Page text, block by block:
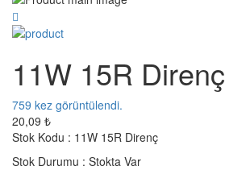
11W 15R Direnç
759 kez görüntülendi.
20,09 ₺
Stok Kodu : 11W 15R Direnç
Stok Durumu : Stokta Var